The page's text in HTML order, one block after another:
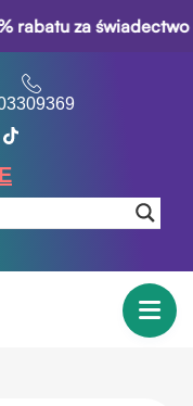
świadectwo